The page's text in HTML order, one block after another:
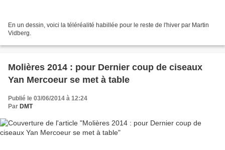
En un dessin, voici la téléréalité habillée pour le reste de l'hiver par Martin
Vidberg.
Molières 2014 : pour Dernier coup de ciseaux
Yan Mercoeur se met à table
Publié le 03/06/2014 à 12:24
Par DMT